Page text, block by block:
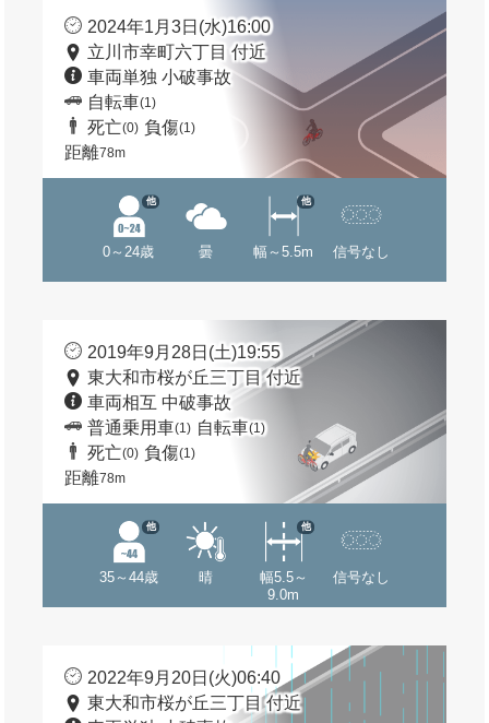
2024年1月3日(水)16:00
立川市幸町六丁目 付近
車両単独 小破事故
自転車(1)
死亡(0) 負傷(1)
距離78m
0～24歳
他
曇 幅～5.5m
他
信号なし
2019年9月28日(土)19:55
東大和市桜が丘三丁目 付近
車両相互 中破事故
普通乗用車(1) 自転車(1)
死亡(0) 負傷(1)
距離78m
35～44歳
他
晴
幅5.5～
9.0m
他
信号なし
2022年9月20日(火)06:40
東大和市桜が丘三丁目 付近